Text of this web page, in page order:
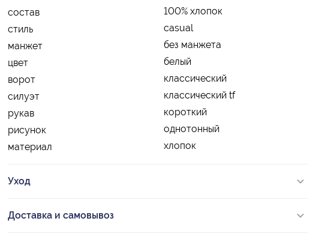
состав
100% хлопок
стиль
casual
манжет
без манжета
цвет
белый
ворот
классический
силуэт
классический tf
рукав
короткий
рисунок
однотонный
материал
хлопок
Уход
Доставка и самовывоз